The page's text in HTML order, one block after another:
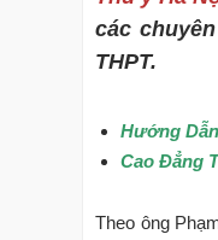
các
THPT.
Hướng
Cao Đẳng
Theo ông